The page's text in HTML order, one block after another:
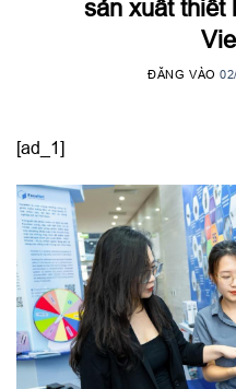
sản xuất thiết
ĐĂNG VÀO
[ad_1]